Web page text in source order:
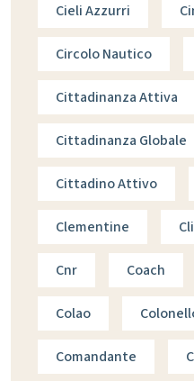
Cieli Azzurri
Circolo Nautico
Cittadinanza Attiva
Cittadinanza Globale
Cittadino Attivo
Clementine
Cnr Coach
Colao
Comandante